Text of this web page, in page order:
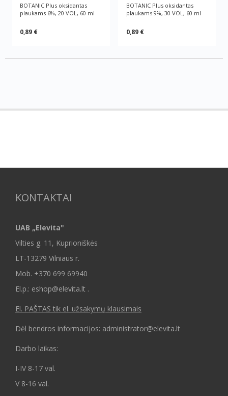
BOTANIC Plus oksidantas
plaukams 6%, 20 VOL, 60 ml
0,89 €
BOTANIC Plus oksidantas
plaukams 9%, 30 VOL, 60 ml
0,89 €
KONTAKTAI
UAB „Elevita"
Vilties g. 11, Kuprioniškės
LT-13279 Vilniaus r.
Mob. +370 699 69940
El.p.: eshop@elevita.lt .
El. PAŠTAS tik el. užsakymų klausimais
Dėl bendros informacijos: administrator@elevita.lt
Darbo laikas:
I-IV 8-17 val.
V 8-16 val.